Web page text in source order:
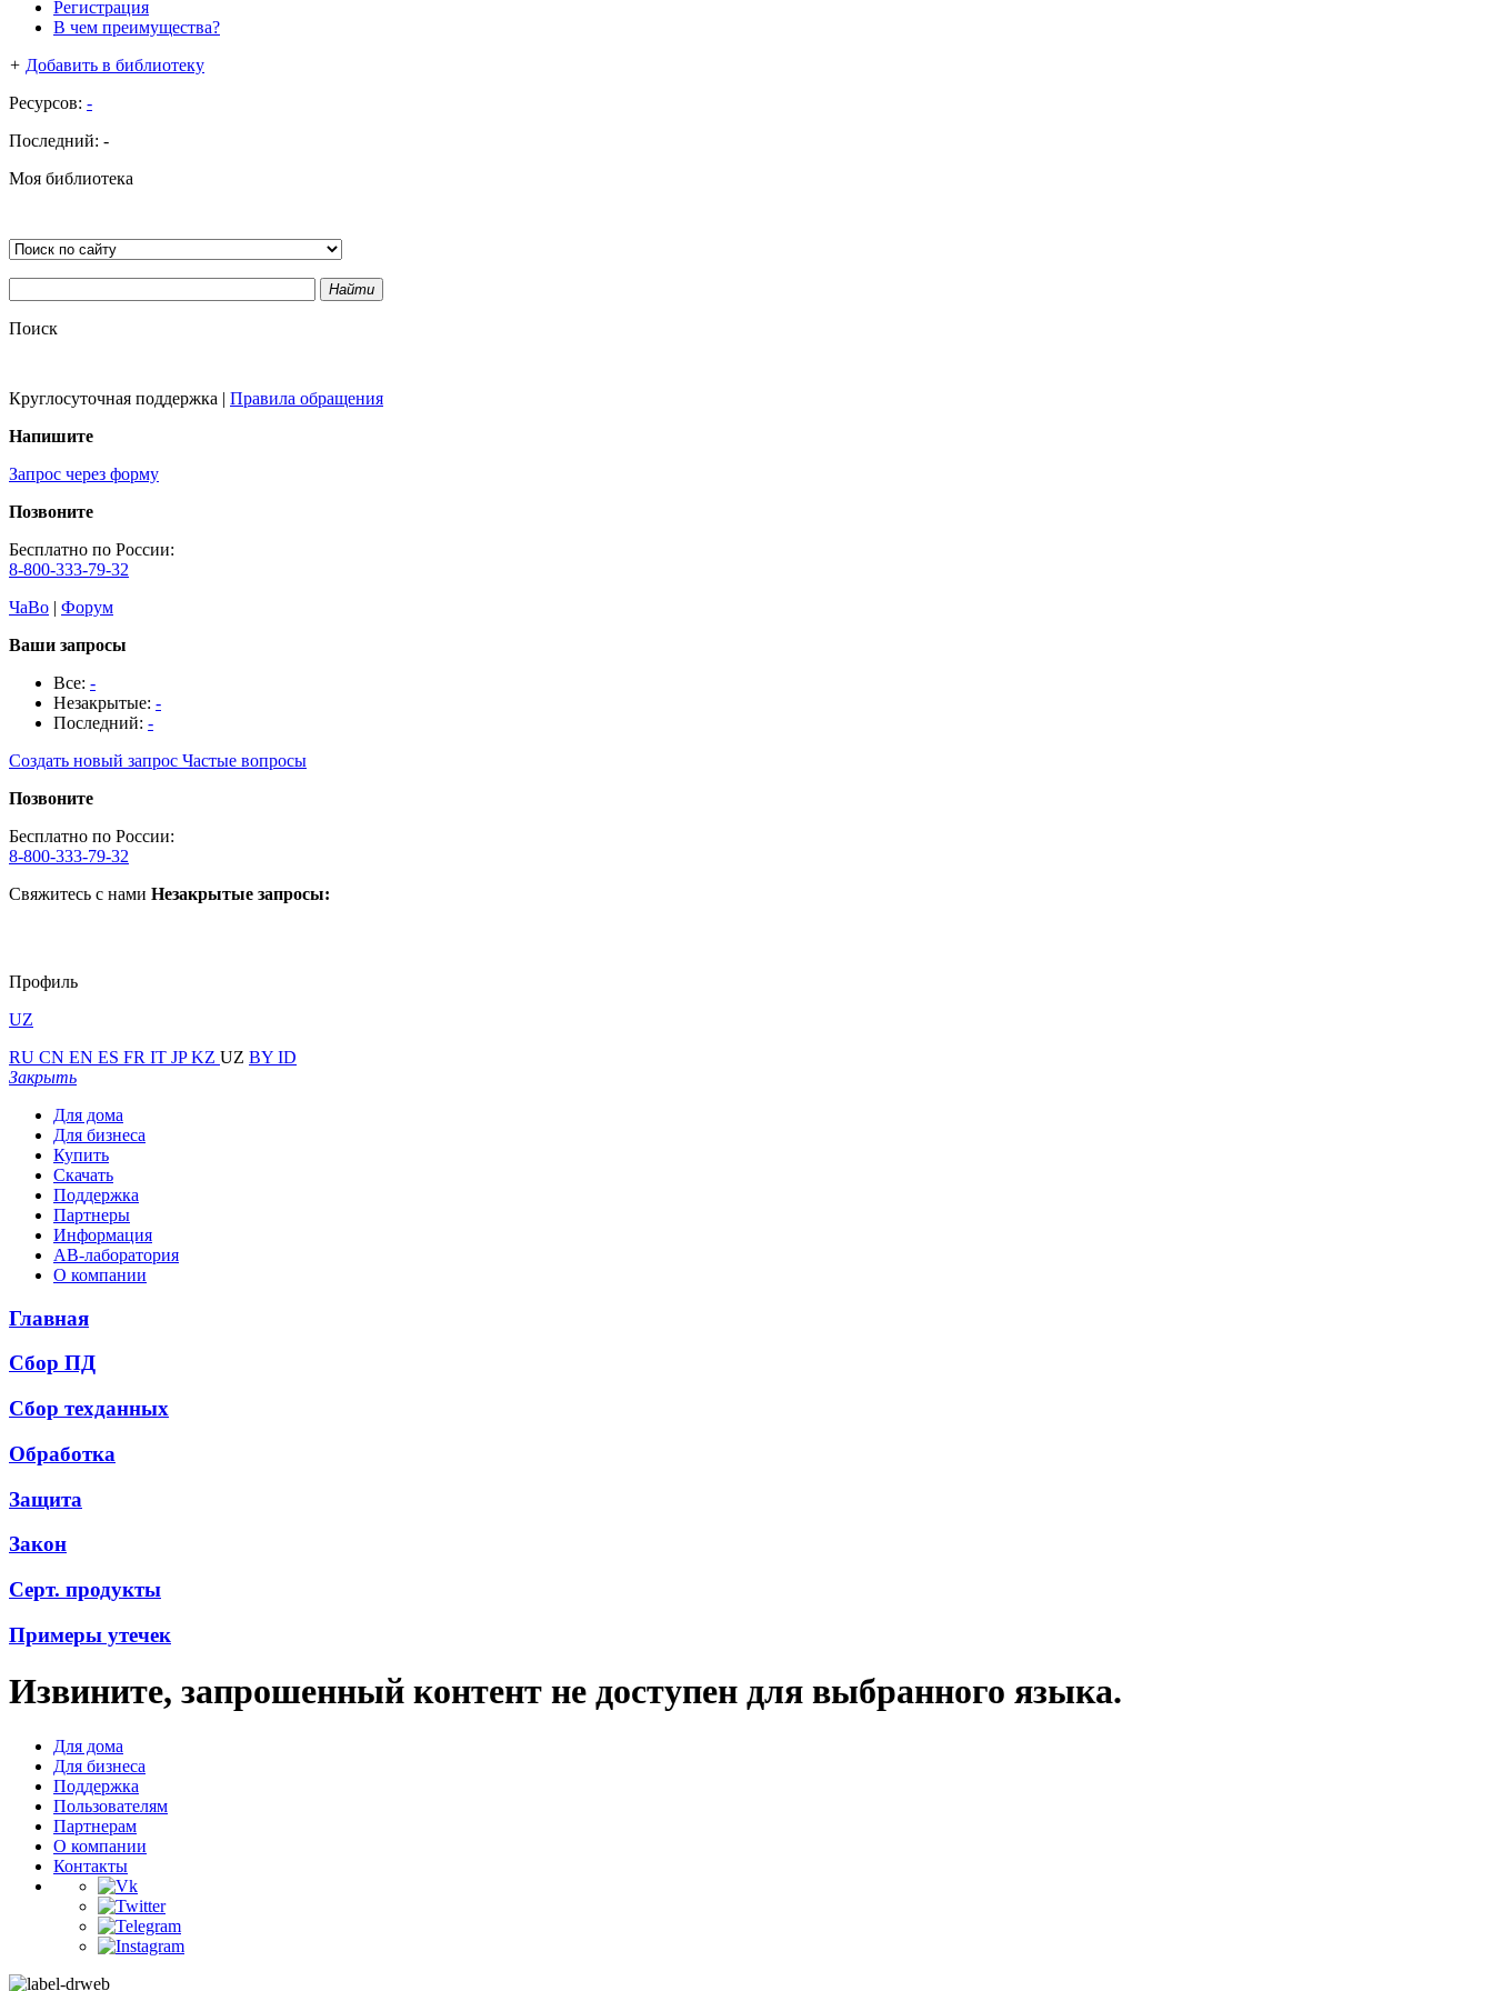
Регистрация
В чем преимущества?
+ Добавить в библиотеку
Ресурсов: -
Последний: -
Моя библиотека
Найти
Поиск
Круглосуточная поддержка | Правила обращения
Напишите
Запрос через форму
Позвоните
Бесплатно по России:
8-800-333-79-32
ЧаВо | Форум
Ваши запросы
Все: -
Незакрытые: -
Последний: -
Создать новый запрос Частые вопросы
Позвоните
Бесплатно по России:
8-800-333-79-32
Свяжитесь с нами Незакрытые запросы:
Профиль
UZ
RU CN EN ES FR IT JPKZ UZ BY ID
Закрыть
Для дома
Для бизнеса
Купить
Скачать
Поддержка
Партнеры
Информация
АВ-лаборатория
О компании
Главная
Сбор ПД
Сбор техданных
Обработка
Защита
Закон
Серт. продукты
Примеры утечек
Извините, запрошенный контент не доступен для выбранного языка.
Для дома
Для бизнеса
Поддержка
Пользователям
Партнерам
О компании
Контакты